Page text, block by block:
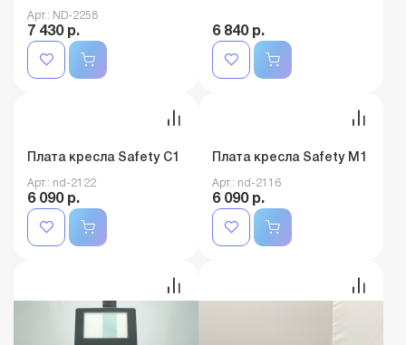
Арт.: ND-2258
7 430 р. 6 840 р.
Плата кресла Safety C1
Арт.: nd-2122
6 090 р.
Плата кресла Safety M1
Арт.: nd-2116